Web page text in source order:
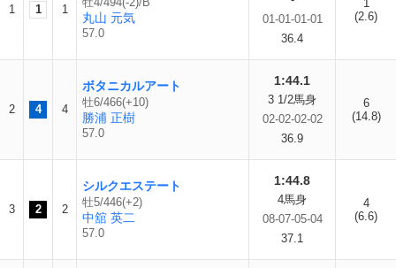
1 1 1
丸山 元気
57.0
01-01-01-01
36.4
1
(2.6)
2 4 4
ボタニカルアート
牡6/466(+10)
勝浦 正樹
57.0
1:44.1
3 1/2馬身
02-02-02-02
36.9
6
(14.8)
3 2 2
シルクエステート
牡5/446(+2)
中舘 英二
57.0
1:44.8
4馬身
08-07-05-04
37.1
4
(6.6)